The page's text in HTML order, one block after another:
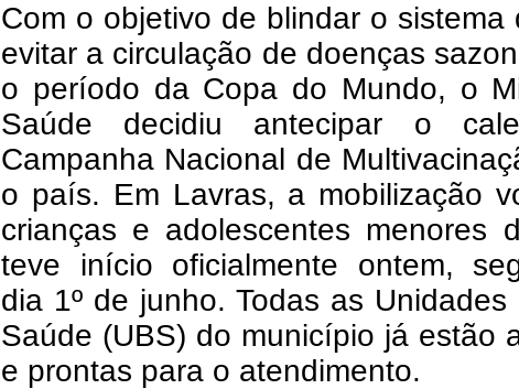
Com o objetivo de blindar o sistema
evitar a circulação de doenças
o período da Copa do Mundo, o
Saúde decidiu antecipar o
Campanha Nacional de
o país. Em Lavras, a mobilização
crianças e adolescentes menores
teve início oficialmente ontem,
dia 1º de junho. Todas as Unidades
Saúde (UBS) do município já estão
e prontas para o atendimento.